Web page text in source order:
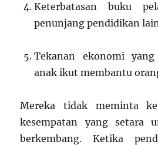
Keterbatasan buku
penunjang pendidikan
Tekanan ekonomi
anak ikut membantu
Mereka tidak meminta
kesempatan yang setara
berkembang. Ketika